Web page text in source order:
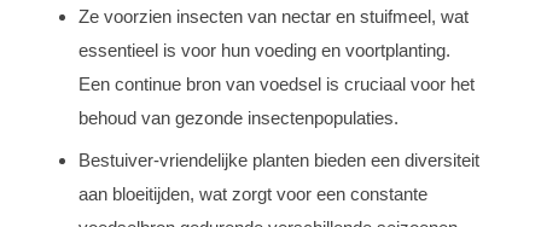
Ze voorzien insecten van nectar en stuifmeel, wat
essentieel is voor hun voeding en voortplanting.
Een continue bron van voedsel is cruciaal voor het
behoud van gezonde insectenpopulaties.
Bestuiver-vriendelijke planten bieden een diversiteit
aan bloeitijden, wat zorgt voor een constante